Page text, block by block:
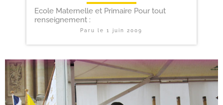
Ecole Maternelle et Primaire Pour tout
renseignement :
Paru le1 juin 2009